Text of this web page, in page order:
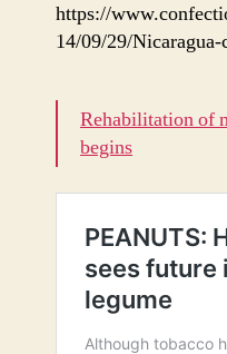
https://
14/09/29/
Rehabilitation of
begins